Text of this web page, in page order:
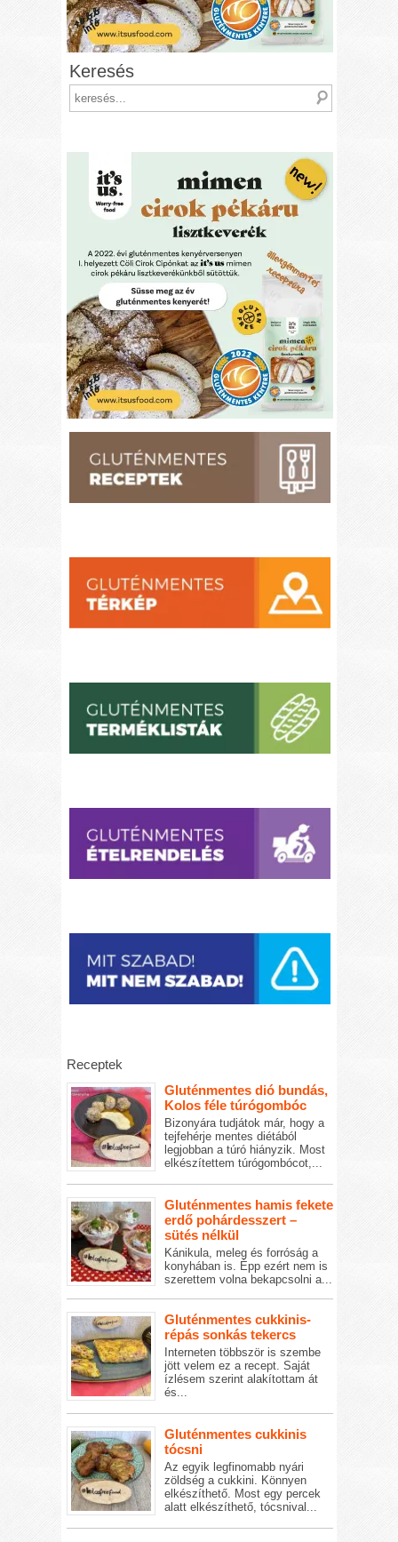
Keresés
Receptek
Gluténmentes dió bundás,
Kolos féle túrógombóc
Bizonyára tudjátok már, hogy a
tejfehérje mentes diétából
legjobban a túró hiányzik. Most
elkészítettem túrógombócot,...
Gluténmentes hamis fekete
erdő pohárdesszert –
sütés nélkül
Kánikula, meleg és forróság a
konyhában is. Épp ezért nem is
szerettem volna bekapcsolni a...
Gluténmentes cukkinis-
répás sonkás tekercs
Interneten többször is szembe
jött velem ez a recept. Saját
ízlésem szerint alakítottam át
és...
Gluténmentes cukkinis
tócsni
Az egyik legfinomabb nyári
zöldség a cukkini. Könnyen
elkészíthető. Most egy percek
alatt elkészíthető, tócsnival...